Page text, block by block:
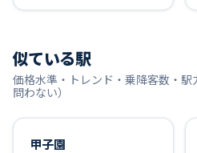
似ている駅
価格水準・トレンド・乗降客数・
問わない）
甲子園